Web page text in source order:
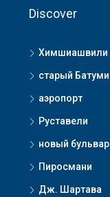
Discover
Химшиашвили
старый Батуми
аэропорт
Руставели
новый бульвар
Пиросмани
Дж. Шартава